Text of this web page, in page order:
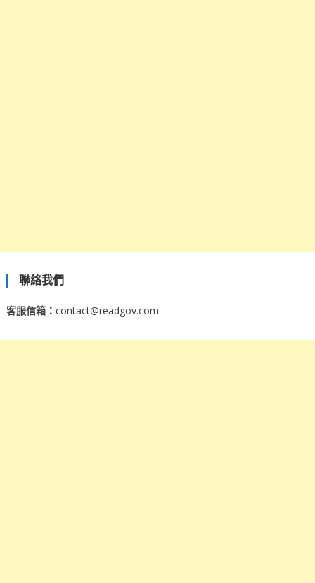
聯絡我們
客服信箱： contact@readgov.com